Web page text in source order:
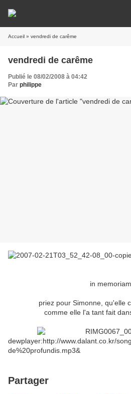
Accueil » vendredi de carême
vendredi de carême
Publié le 08/02/2008 à 04:42
Par philippe
in memoriam..
priez pour Simonne, qu'elle
comme elle l'a tant fait
dewplayer:http://www.dalant.co.kr/
de%20profundis.mp3&
Partager